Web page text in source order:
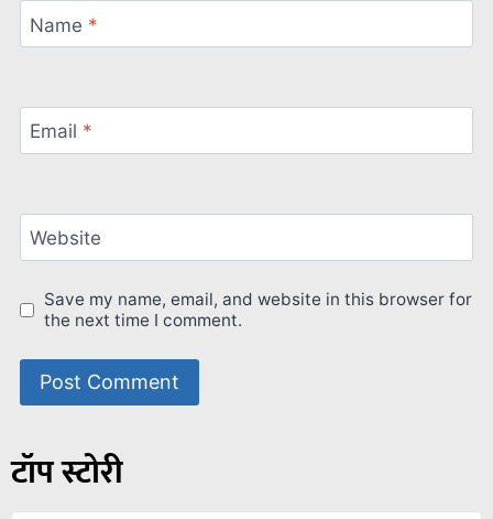
Name *
Email *
Website
Save my name, email, and website in this browser for
the next time I comment.
टॉप स्टोरी